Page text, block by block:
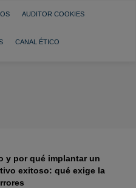
AUDITOR COOKIES
CANAL ÉTICO
y por qué implantar un
exitoso: qué exige la